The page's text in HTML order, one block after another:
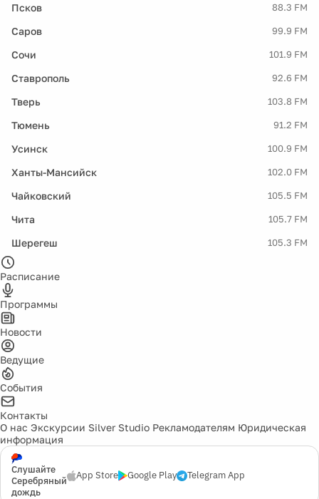
Псков 88.3 FM
Саров 99.9 FM
Сочи 101.9 FM
Ставрополь 92.6 FM
Тверь 103.8 FM
Тюмень 91.2 FM
Усинск 100.9 FM
Ханты-Мансийск 102.0 FM
Чайковский 105.5 FM
Чита 105.7 FM
Шерегеш 105.3 FM
Расписание
Программы
Новости
Ведущие
События
Контакты
О нас Экскурсии Silver Studio Рекламодателям Юридическая
информация
Слушайте
Серебряный
дождь
App Store Google Play Telegram App